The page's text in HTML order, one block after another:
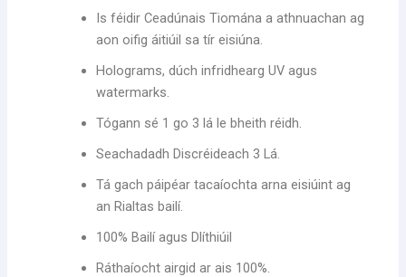
Is féidir Ceadúnais Tiomána a athnuachan ag
aon oifig áitiúil sa tír eisiúna.
Holograms, dúch infridhearg UV agus
watermarks.
Tógann sé 1 go 3 lá le bheith réidh.
Seachadadh Discréideach 3 Lá.
Tá gach páipéar tacaíochta arna eisiúint ag
an Rialtas bailí.
100% Bailí agus Dlíthiúil
Ráthaíocht airgid ar ais 100%.